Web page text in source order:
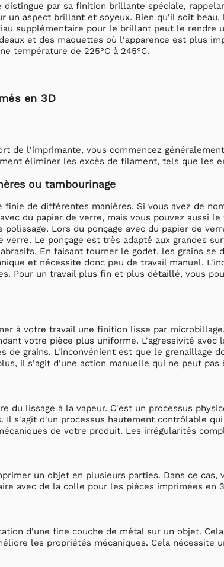
par sa finition brillante spéciale,
un aspect brillant et soyeux. Bien qu'il soit
supplémentaire pour le brillant peut le rendre
et des maquettes où l'apparence est plus
température de 225°C à 245°C.
en 3D
de l'imprimante, vous commencez
éliminer les excès de filament, tels que les
ou tambourinage
finie de différentes manières. Si vous avez de
du papier de verre, mais vous pouvez aussi
polissage. Lors du ponçage avec du papier de
verre. Le ponçage est très adapté aux grandes
En faisant tourner le godet, les grains
et nécessite donc peu de travail manuel.
Pour un travail plus fin et plus détaillé, vous
à votre travail une finition lisse par
votre pièce plus uniforme. L'agressivité
de grains. L'inconvénient est que le grenaillage
il s'agit d'une action manuelle qui ne peut pas
du lissage à la vapeur. C'est un processus
Il s'agit d'un processus hautement contrôlable
de votre produit. Les irrégularités
un objet en plusieurs parties. Dans ce
avec de la colle pour les pièces imprimées en
d'une fine couche de métal sur un objet.
les propriétés mécaniques. Cela nécessite